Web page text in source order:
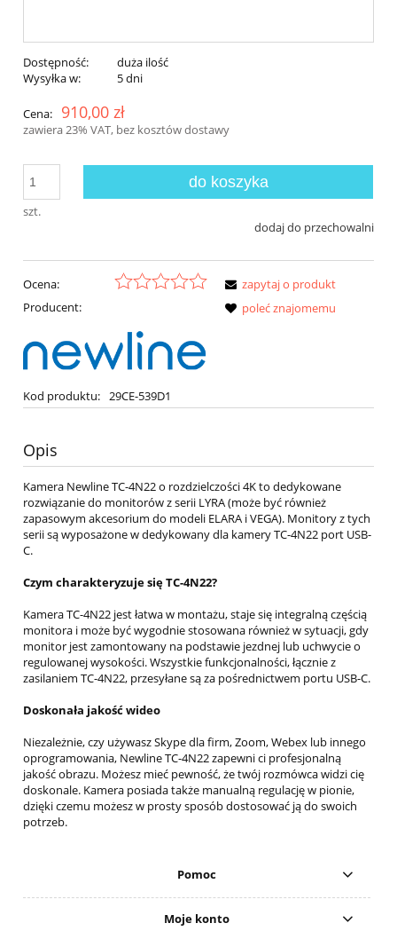
Dostępność:
duża ilość
Wysyłka w:
5 dni
Cena: 910,00 zł
zawiera 23% VAT, bez kosztów dostawy
szt.
do koszyka
dodaj do przechowalni
Ocena:
Producent:
Kod produktu: 29CE-539D1
zapytaj o produkt
poleć znajomemu
Opis
Kamera Newline TC-4N22 o rozdzielczości 4K to dedykowane
rozwiązanie do monitorów z serii LYRA (może być również
zapasowym akcesorium do modeli ELARA i VEGA). Monitory z tych
serii są wyposażone w dedykowany dla kamery TC-4N22 port USB-
C.
Czym charakteryzuje się TC-4N22?
Kamera TC-4N22 jest łatwa w montażu, staje się integralną częścią
monitora i może być wygodnie stosowana również w sytuacji, gdy
monitor jest zamontowany na podstawie jezdnej lub uchwycie o
regulowanej wysokości. Wszystkie funkcjonalności, łącznie z
zasilaniem TC-4N22, przesyłane są za pośrednictwem portu USB-C.
Doskonała jakość wideo
Niezależnie, czy używasz Skype dla firm, Zoom, Webex lub innego
oprogramowania, Newline TC-4N22 zapewni ci profesjonalną
jakość obrazu. Możesz mieć pewność, że twój rozmówca widzi cię
doskonale. Kamera posiada także manualną regulację w pionie,
dzięki czemu możesz w prosty sposób dostosować ją do swoich
potrzeb.
Pomoc
Moje konto